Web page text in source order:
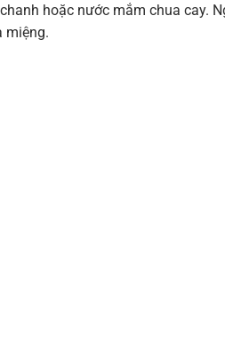
hoặc nước mắm chua cay.
miệng.